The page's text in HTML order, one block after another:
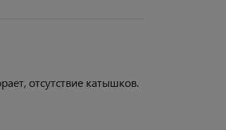
отсутствие катышков.